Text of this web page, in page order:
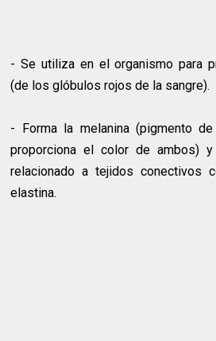
- Se utiliza en el organismo para
(de los glóbulos rojos de la sangre).
- Forma la melanina (pigmento
proporciona el color de ambos) y
relacionado a tejidos conectivos
elastina.